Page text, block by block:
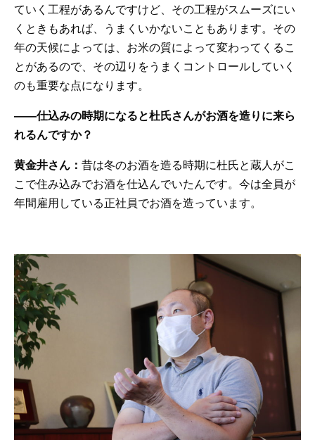
ていく工程があるんですけど、その工程がスムーズにい
くときもあれば、うまくいかないこともあります。その
年の天候によっては、お米の質によって変わってくるこ
とがあるので、その辺りをうまくコントロールしていく
のも重要な点になります。
——仕込みの時期になると杜氏さんがお酒を造りに来ら
れるんですか？
黄金井さん： 昔は冬のお酒を造る時期に杜氏と蔵人がこ
こで住み込みでお酒を仕込んでいたんです。今は全員が
年間雇用している正社員でお酒を造っています。